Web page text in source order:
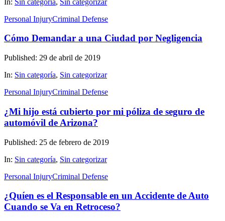
Personal InjuryCriminal Defense
Cómo Demandar a una Ciudad por Negligencia
Published: 29 de abril de 2019
In: Sin categoría, Sin categorizar
Personal InjuryCriminal Defense
¿Mi hijo está cubierto por mi póliza de seguro de
automóvil de Arizona?
Published: 25 de febrero de 2019
In: Sin categoría, Sin categorizar
Personal InjuryCriminal Defense
¿Quíen es el Responsable en un Accidente de Auto
Cuando se Va en Retroceso?